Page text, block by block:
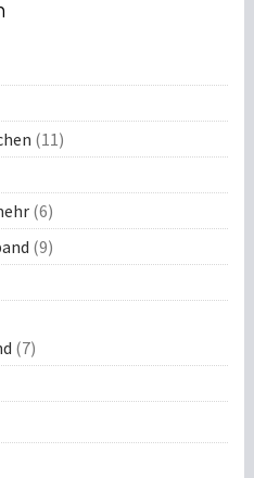
(11)
(6)
(9)
(7)